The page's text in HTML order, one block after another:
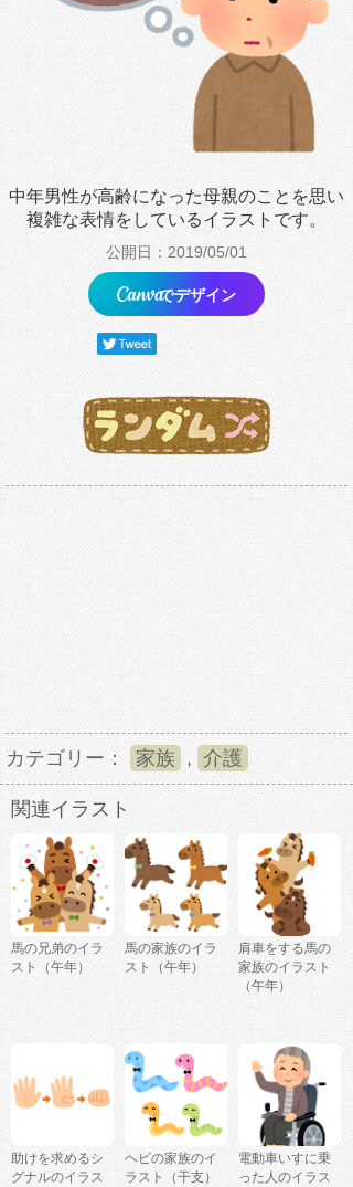
中年男性が高齢になった母親のことを思い
複雑な表情をしているイラストです。
公開日：2019/05/01
でデザイン
カテゴリー： 家族 , 介護
関連イラスト
馬の兄弟のイラ
スト（午年）
馬の家族のイラ
スト（午年）
肩車をする馬の
家族のイラスト
（午年）
助けを求めるシ
グナルのイラス
ヘビの家族のイ
ラスト（干支）
電動車いすに乗
った人のイラス